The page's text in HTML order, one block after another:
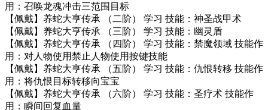
用：召唤龙魂冲击三范围目标
【佩戴】养蛇大亨传承 （二阶） 学习 技能：神圣战甲术
【佩戴】养蛇大亨传承 （三阶） 学习 技能：幽灵盾
【佩戴】养蛇大亨传承 （四阶） 学习 技能：禁魔领域 技能作
用：对人物使用禁止人物使用按键技能
【佩戴】养蛇大亨传承 （五阶） 学习 技能：仇恨转移 技能作
用：将仇恨目标转移向宝宝
【佩戴】养蛇大亨传承 （六阶） 学习 技能：圣疗术 技能作
用：瞬间回复血量